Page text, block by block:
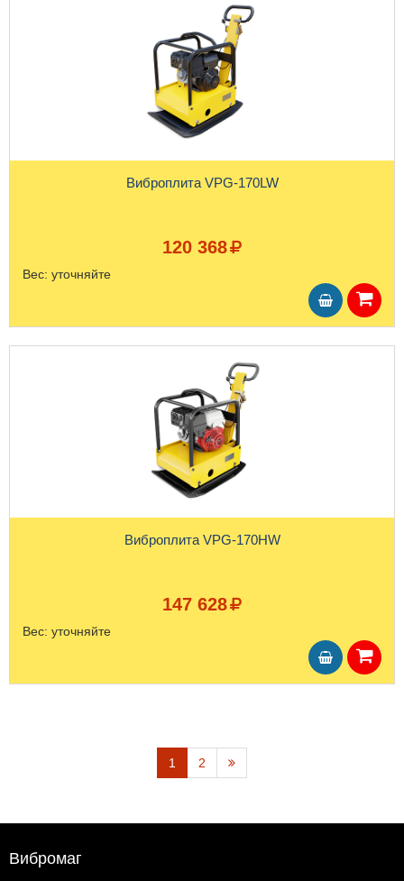
Виброплита VPG-170LW
120 368
Вес: уточняйте
Виброплита VPG-170HW
147 628
Вес: уточняйте
1 2
Вибромаг